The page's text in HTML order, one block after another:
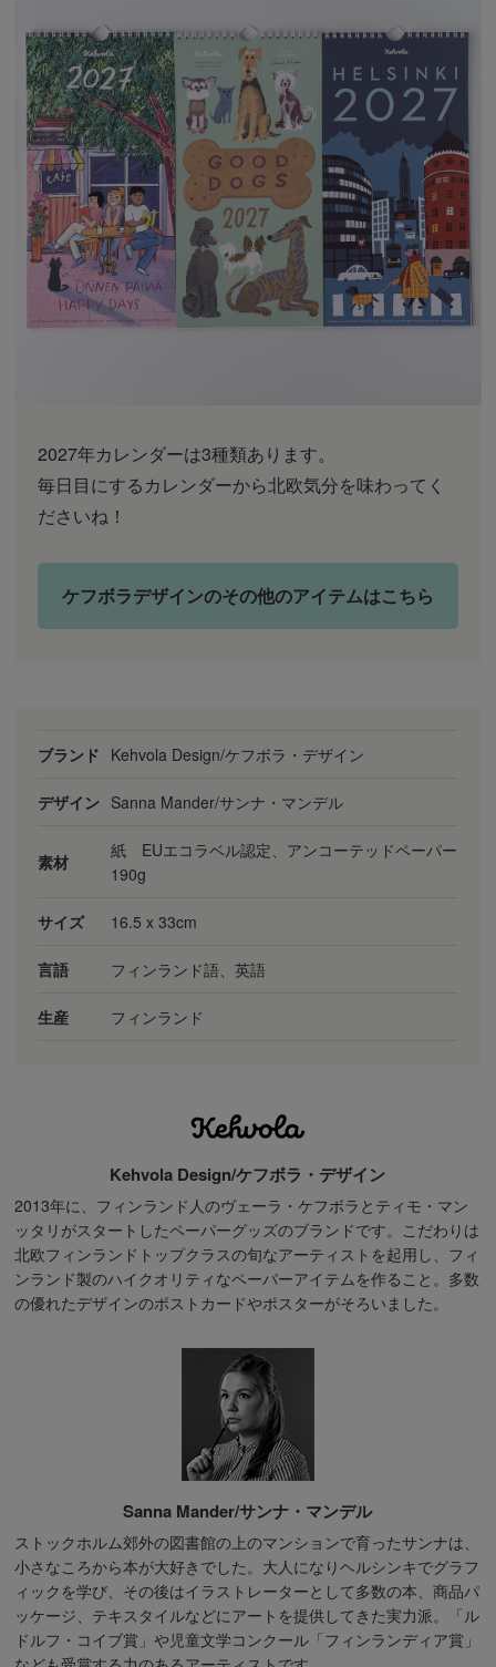
2027年カレンダーは3種類あります。
毎日目にするカレンダーから北欧気分を味わってく
ださいね！
ケフボラデザインのその他のアイテムはこちら
ブランド Kehvola Design/ケフボラ・デザイン
デザイン Sanna Mander/サンナ・マンデル
素材
紙 EUエコラベル認定、アンコーテッドペーパー
190g
サイズ 16.5 x 33cm
言語 フィンランド語、英語
生産 フィンランド
Kehvola Design/ケフボラ・デザイン
2013年に、フィンランド人のヴェーラ・ケフボラとティモ・マン
ッタリがスタートしたペーパーグッズのブランドです。こだわりは
北欧フィンランドトップクラスの旬なアーティストを起用し、フィ
ンランド製のハイクオリティなペーパーアイテムを作ること。多数
の優れたデザインのポストカードやポスターがそろいました。
Sanna Mander/サンナ・マンデル
ストックホルム郊外の図書館の上のマンションで育ったサンナは、
小さなころから本が大好きでした。大人になりヘルシンキでグラフ
ィックを学び、その後はイラストレーターとして多数の本、商品パ
ッケージ、テキスタイルなどにアートを提供してきた実力派。「ル
ドルフ・コイブ賞」や児童文学コンクール「フィンランディア賞」